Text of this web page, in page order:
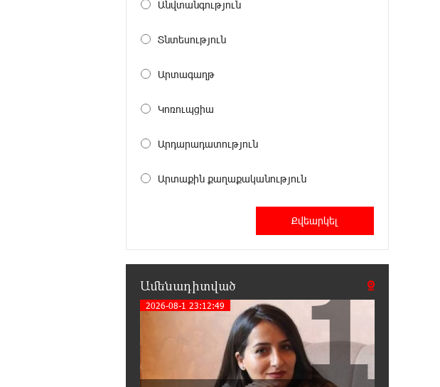
է․ Ուժեղ Հայաստան
18:41:31 7-08-2026
գոյության ամենախայտառակ
Այսօր ամոթի օր է, այսօր
Հայոց Կաթողիկոսին. Մարիաննա Ղահրամանյան
18:32:23 7-08-2026
«հակասաֆարովյան»
օրենսդրական նախաձեռնության
վերաբերյալ հիմանվորումներ․ Շիրազ Մանուկյան
18:26:59 7-08-2026
Վեհափառ Հայրապետի շուրջ
խայտառակ զարգացումների,
Գյուղացիներին վերաբերող առաջնային հարցերի
Անվտանգություն
Տնտեսություն
Արտագաղթ
Կոռուպցիա
Արդարադատություն
Արտաքին քաղաքականություն
Ամենադիտված
2026-08-1 23:12:49 1